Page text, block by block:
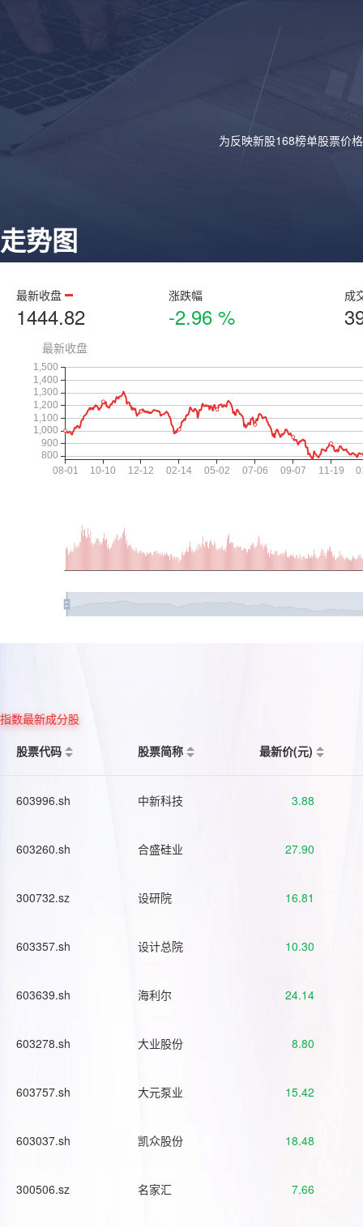
为反映新股168榜单股票价
走势图
最新收盘
1444.82
涨跌幅
-2.96 %
成
指数最新成分股
股票代码
股票简称 最新价(元)
603996.sh 中新科技 3.88
603260.sh 合盛硅业 27.90
300732.sz 设研院 16.81
603357.sh 设计总院 10.30
603639.sh 海利尔 24.14
603278.sh 大业股份 8.80
603757.sh 大元泵业 15.42
603037.sh 凯众股份 18.48
300506.sz 名家汇 7.66